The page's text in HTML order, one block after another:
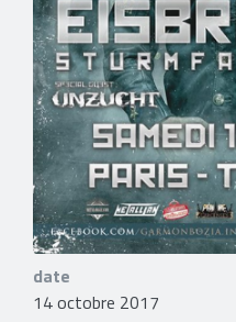
date
14 octobre 2017